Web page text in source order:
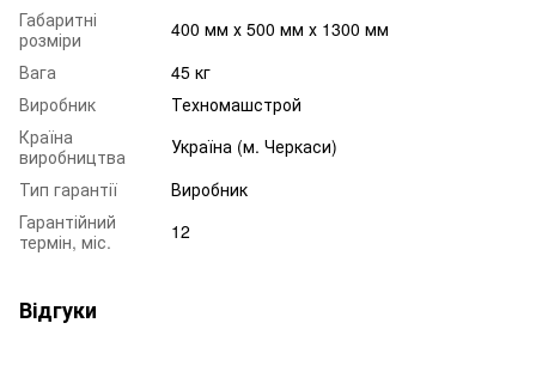
Габаритні
розміри
400 мм х 500 мм х 1300 мм
Вага
45 кг
Виробник
Техномашстрой
Країна
виробництва
Україна (м. Черкаси)
Тип гарантії
Виробник
Гарантійний
термін, міс.
12
Відгуки